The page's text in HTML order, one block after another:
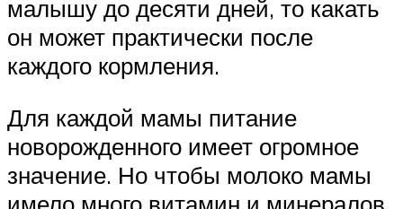
малышу до десяти дней, то какать
он может практически после
каждого кормления.
Для каждой мамы питание
новорожденного имеет огромное
значение. Но чтобы молоко мамы
имело много витамин и минералов,